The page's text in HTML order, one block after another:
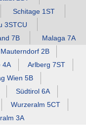
Schitage 1ST
3STCU
7B
Malaga 7A
Mauterndorf 2B
4A
Arlberg 7ST
Wien 5B
Südtirol 6A
Wurzeralm 5CT
3A